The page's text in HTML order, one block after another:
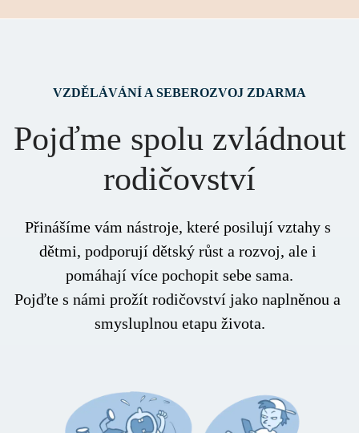
Pojďme spolu zvládnout
rodičovství
Přinášíme vám nástroje, které posilují vztahy s
dětmi, podporují dětský růst a rozvoj, ale i
pomáhají více pochopit sebe sama.
Pojďte s námi prožít rodičovství jako naplněnou a
smysluplnou etapu života.